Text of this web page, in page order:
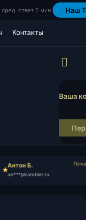
сред. ответ 5 мин. Наш
Контакты
Ваша
Антон Б.
an***@rambler.ru